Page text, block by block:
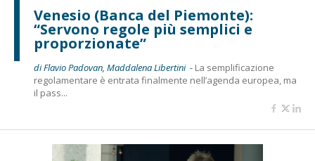
Venesio (Banca del Piemonte):
“Servono regole più semplici e
proporzionate”
di Flavio Padovan, Maddalena Libertini - La semplificazione
regolamentare è entrata finalmente nell’agenda europea, ma
il pass...